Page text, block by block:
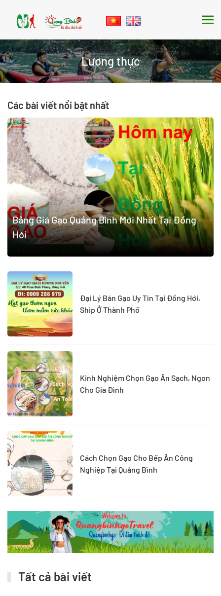
Skip to main content
Lương thực
Các bài viết nổi bật nhất
Bảng Giá Gạo Quảng Bình Mới Nhất Tại Đồng
Hới
Đại Lý Bán Gạo Uy Tín Tại Đồng Hới,
Ship Ở Thành Phố
Kinh Nghiệm Chọn Gạo Ăn Sạch, Ngon
Cho Gia Đình
Cách Chọn Gạo Cho Bếp Ăn Công
Nghiệp Tại Quảng Bình
Tất cả bài viết